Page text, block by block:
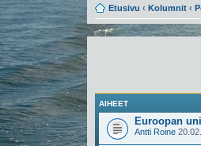
Etusivu ‹ Kolumnit ‹
AIHEET
Euroopan
Antti Roine